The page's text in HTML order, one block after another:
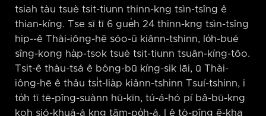
tsiah tàu tsuè tsit-tiunn thinn-kng tsìn-tsîng ê
thian-kíng. Tse sī tī 6 gue̍h 24 thinn-kng tsìn-tsîng
hip-⁠-ê Thài-iông-hē sóo-ū kiânn-tshinn, lo̍h-bué
sîng-kong ha̍p-tsok tsuè tsit-tiunn tsuân-kíng-tôo.
Tsit-ê thàu-tsá ê bông-bū kíng-sik lāi, ū Thài-
iông-hē ê thâu tsi̍t-lia̍p kiânn-tshinn Tsuí-tshinn, i
to̍h tī tē-pîng-suànn hū-kīn, tú-á-hó pí bâ-bū-kng
koh sió-khuá-á kng tām-po̍h-á. I ê tò-pîng ē-kha